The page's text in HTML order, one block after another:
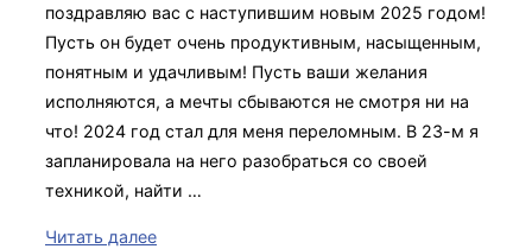
поздравляю вас с наступившим новым 2025 годом!
Пусть он будет очень продуктивным, насыщенным,
понятным и удачливым! Пусть ваши желания
исполняются, а мечты сбываются не смотря ни на
что! 2024 год стал для меня переломным. В 23-м я
запланировала на него разобраться со своей
техникой, найти …
Читать далее«Итоги